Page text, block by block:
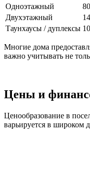
Одноэтажный
Двухэтажный
Таунхаусы / дуплексы
Многие дома
важно учитывать не
Цены и
Ценообразование в
варьируется в широком